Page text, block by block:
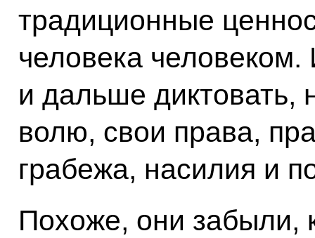
традиционные
человека человеком.
и дальше диктовать,
волю, свои права,
грабежа, насилия и
Похоже, они забыли,